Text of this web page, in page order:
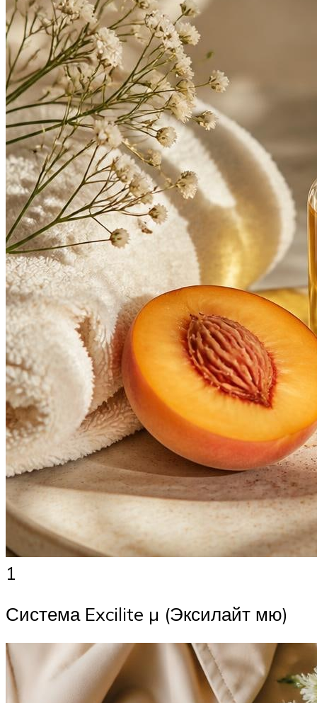
1
Система Excilite µ (Эксилайт мю)